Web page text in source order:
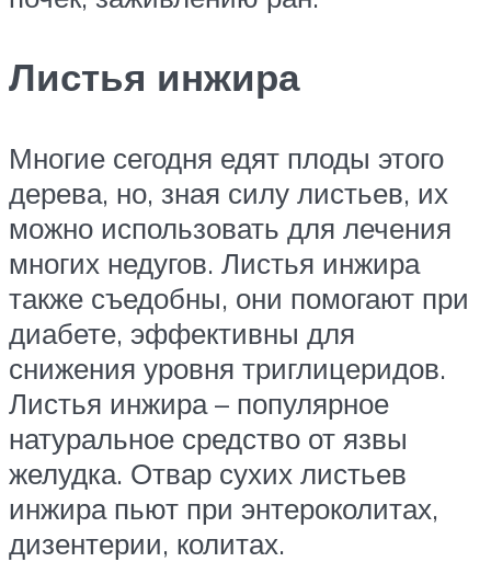
Листья инжира
Многие сегодня едят плоды этого
дерева, но, зная силу листьев, их
можно использовать для лечения
многих недугов. Листья инжира
также съедобны, они помогают при
диабете, эффективны для
снижения уровня триглицеридов.
Листья инжира – популярное
натуральное средство от язвы
желудка. Отвар сухих листьев
инжира пьют при энтероколитах,
дизентерии, колитах.